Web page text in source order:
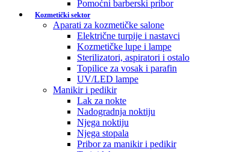
Pomoćni barberski pribor
Kozmetički sektor
Aparati za kozmetičke salone
Električne turpije i nastavci
Kozmetičke lupe i lampe
Sterilizatori, aspiratori i ostalo
Topilice za vosak i parafin
UV/LED lampe
Manikir i pedikir
Lak za nokte
Nadogradnja noktiju
Njega noktiju
Njega stopala
Pribor za manikir i pedikir